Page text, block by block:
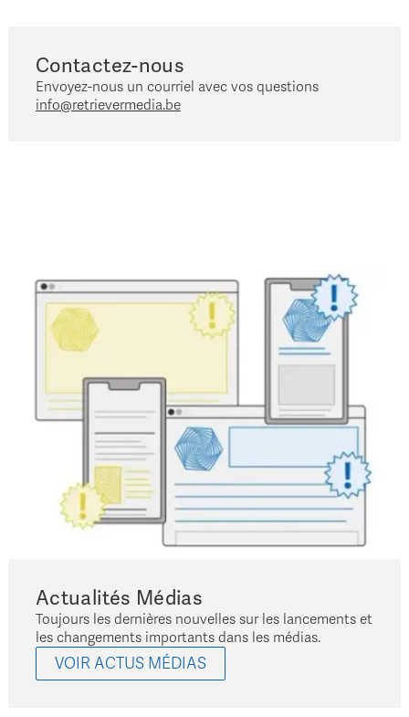
Contactez-nous
Envoyez-nous un courriel avec vos questions
info@retrievermedia.be
Actualités Médias
Toujours les dernières nouvelles sur les lancements et
les changements importants dans les médias.
VOIR ACTUS MÉDIAS